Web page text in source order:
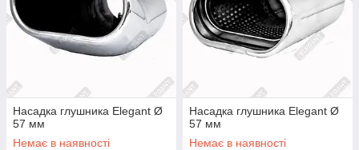
Насадка глушника Elegant Ø
57 мм
Немає в наявності
Насадка глушника Elegant Ø
57 мм
Немає в наявності